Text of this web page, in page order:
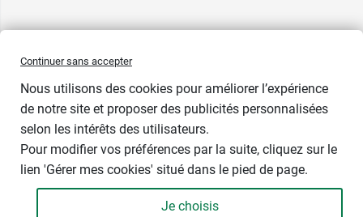
Prix bas
Continuer sans accepter
Nous utilisons des cookies pour améliorer l’expérience
de notre site et proposer des publicités personnalisées
selon les intérêts des utilisateurs.
Pour modifier vos préférences par la suite, cliquez sur le
lien 'Gérer mes cookies' situé dans le pied de page.
Je choisis